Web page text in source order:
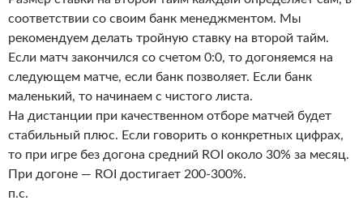
соответствии со своим банк менеджментом. Мы
рекомендуем делать тройную ставку на второй тайм.
Если матч закончился со счетом 0:0, то догоняемся на
следующем матче, если банк позволяет. Если банк
маленький, то начинаем с чистого листа.
На дистанции при качественном отборе матчей будет
стабильный плюс. Если говорить о конкретных цифрах,
то при игре без догона средний ROI около 30% за месяц.
При догоне — ROI достигает 200-300%.
п.с.